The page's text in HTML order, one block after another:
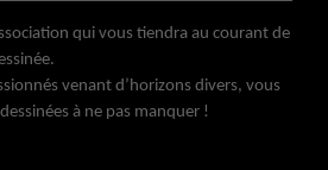
qui vous tiendra au courant de
venant d’horizons divers, vous
à ne pas manquer !